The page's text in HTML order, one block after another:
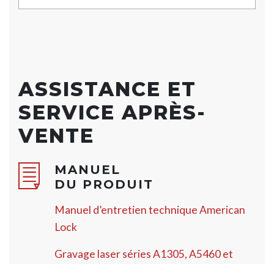
ASSISTANCE ET
SERVICE APRÈS-
VENTE
MANUEL
DU PRODUIT
Manuel d’entretien technique American
Lock
Gravage laser séries A1305, A5460 et